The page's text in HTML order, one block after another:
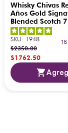
Whisky Chivas
Años Gold
Blended Scotch
18
SKU: 1948
$2350.00
$1762.50